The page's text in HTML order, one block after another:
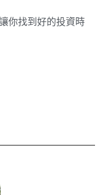
你找到好的投資時